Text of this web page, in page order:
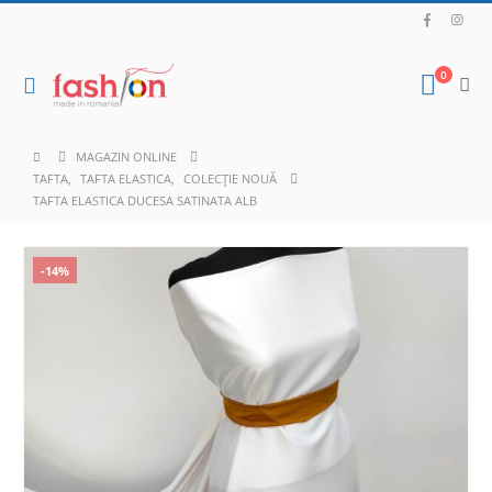
0
MAGAZIN ONLINE
TAFTA, TAFTA ELASTICA, COLECȚIE NOUĂ
TAFTA ELASTICA DUCESA SATINATA ALB
-14%